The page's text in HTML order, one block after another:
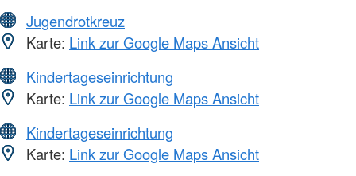
Jugendrotkreuz
Karte: Link zur Google Maps Ansicht
Kindertageseinrichtung
Karte: Link zur Google Maps Ansicht
Kindertageseinrichtung
Karte: Link zur Google Maps Ansicht